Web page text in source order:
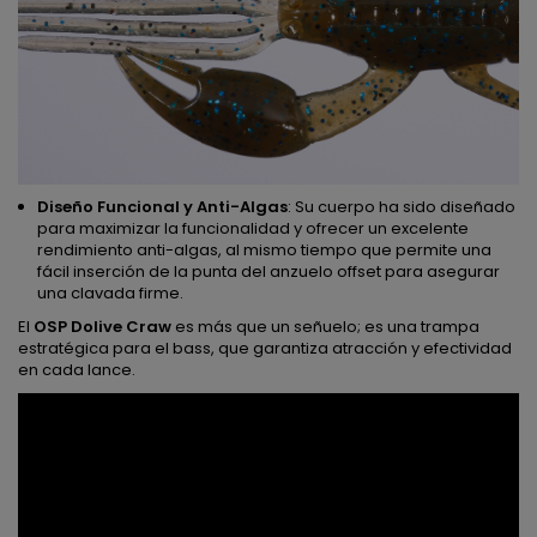
Diseño Funcional y Anti-Algas: Su cuerpo ha sido diseñado
para maximizar la funcionalidad y ofrecer un excelente
rendimiento anti-algas, al mismo tiempo que permite una
fácil inserción de la punta del anzuelo offset para asegurar
una clavada firme.
El OSP Dolive Craw es más que un señuelo; es una trampa
estratégica para el bass, que garantiza atracción y efectividad
en cada lance.